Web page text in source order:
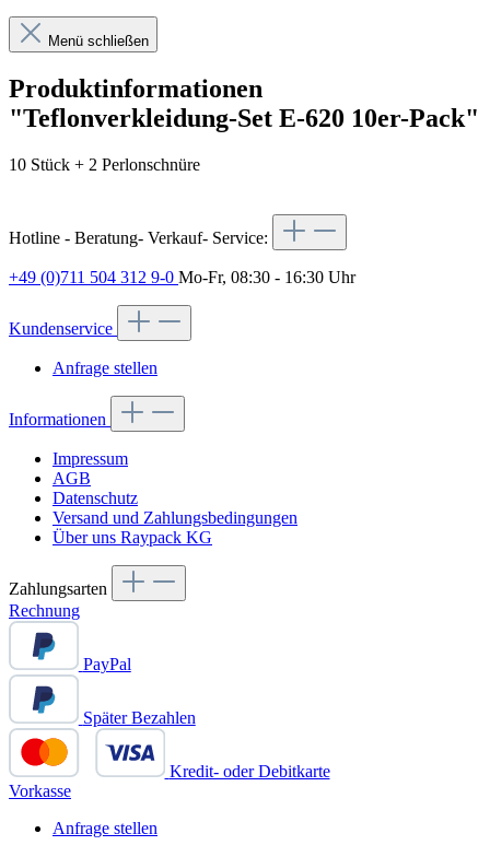
Menü schließen
Produktinformationen
"Teflonverkleidung-Set E-620 10er-Pack"
10 Stück + 2 Perlonschnüre
Hotline - Beratung- Verkauf- Service:
+49 (0)711 504 312 9-0 Mo-Fr, 08:30 - 16:30 Uhr
Kundenservice
Anfrage stellen
Informationen
Impressum
AGB
Datenschutz
Versand und Zahlungsbedingungen
Über uns Raypack KG
Zahlungsarten
Rechnung
PayPal
Später Bezahlen
Kredit- oder Debitkarte
Vorkasse
Anfrage stellen